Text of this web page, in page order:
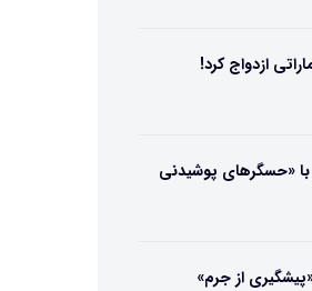
ازدواج کرد!
با «حسگرهای پوشیدنی
از جرم»